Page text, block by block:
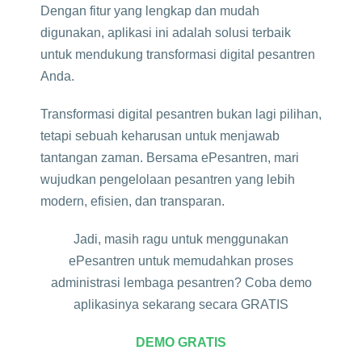
Dengan fitur yang lengkap dan mudah
digunakan, aplikasi ini adalah solusi terbaik
untuk mendukung transformasi digital pesantren
Anda.
Transformasi digital pesantren bukan lagi pilihan,
tetapi sebuah keharusan untuk menjawab
tantangan zaman. Bersama ePesantren, mari
wujudkan pengelolaan pesantren yang lebih
modern, efisien, dan transparan.
Jadi, masih ragu untuk menggunakan
ePesantren untuk memudahkan proses
administrasi lembaga pesantren? Coba demo
aplikasinya sekarang secara GRATIS
DEMO GRATIS